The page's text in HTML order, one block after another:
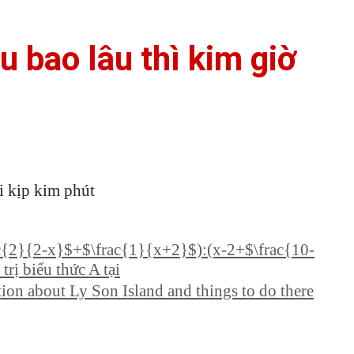
bao lâu thì kim giờ
kịp kim phút
x}$+$\frac{1}{x+2}$):(x-2+$\frac{10-
biểu thức A tại
about Ly Son Island and things to do there